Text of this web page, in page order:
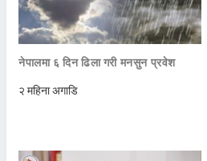
नेपालमा ६ दिन ढिला गरी मनसुन प्रवेश
२ महिना अगाडि